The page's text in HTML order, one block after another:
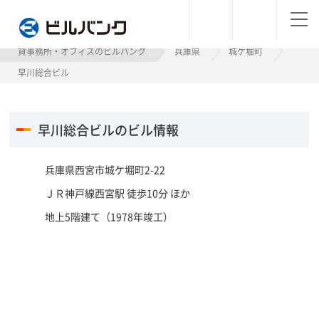
貸事務所・オフィスのビルバンク 兵庫県
城ケ堀町
早川総合ビル
早川総合ビルのビル情報
兵庫県西宮市城ケ堀町2-22
ＪＲ神戸線西宮駅 徒歩10分 ほか
地上5階建て（1978年竣工）